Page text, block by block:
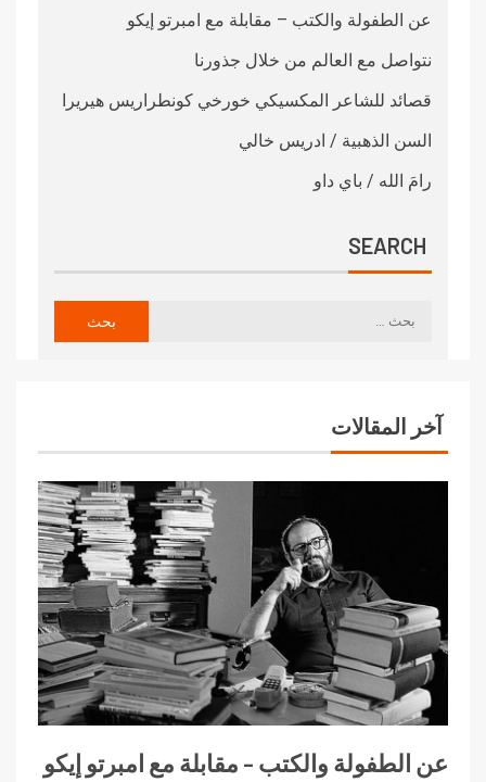
عن الطفولة والكتب – مقابلة مع امبرتو إيكو
نتواصل مع العالم من خلال جذورنا
قصائد للشاعر المكسيكي خورخي كونطراريس هيريرا
السن الذهبية / ادريس خالي
رامَ الله / باي داو
SEARCH
آخر المقالات
عن الطفولة والكتب – مقابلة مع امبرتو إيكو